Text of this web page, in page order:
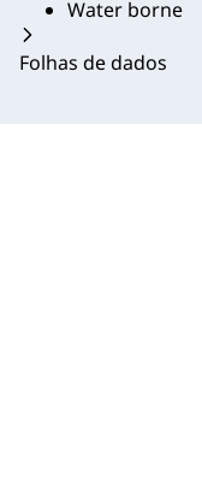
Water borne
Folhas de dados